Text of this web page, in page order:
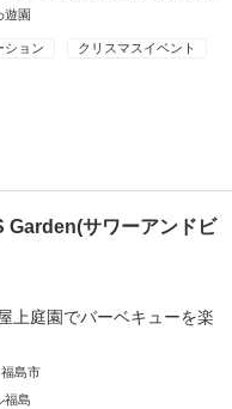
遊園
ション クリスマスイベント
Garden(サワーアンドビ
上庭園でバーベキューを楽
福島市
福島